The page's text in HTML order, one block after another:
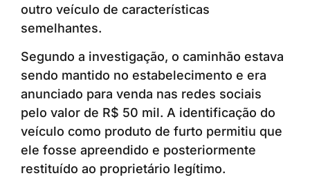
outro veículo de características
semelhantes.
Segundo a investigação, o caminhão estava
sendo mantido no estabelecimento e era
anunciado para venda nas redes sociais
pelo valor de R$ 50 mil. A identificação do
veículo como produto de furto permitiu que
ele fosse apreendido e posteriormente
restituído ao proprietário legítimo.